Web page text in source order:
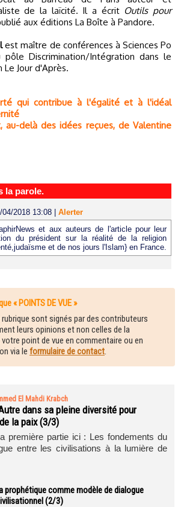
de la laïcité. Il a écrit Outils pour
aux éditions La Boîte à Pandore.
est maître de conférences à Sciences Po
Discrimination/Intégration dans le
Jour d'Après.
qui contribue à l'égalité et à l'idéal
au-delà des idées reçues, de Valentine
la parole.
04/2018 13:08
Alerter
et aux auteurs de l'article pour leur
du président sur la réalité de la religion
et de nos jours l'Islam} en France.
« POINTS DE VUE »
sont signés par des contributeurs
leurs opinions et non celles de la
point de vue en commentaire ou en
via le formulaire de contact.
El Mahdi Krabch
dans sa pleine diversité pour
la paix (3/3)
première partie ici : Les fondements du
entre les civilisations à la lumière de
prophétique comme modèle de dialogue
(2/3)